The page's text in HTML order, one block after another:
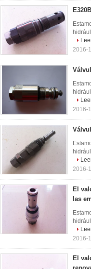
2016-
2016-
2016-
El
las
2016-
El